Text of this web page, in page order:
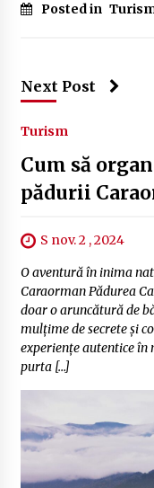
Posted in
Next Post
Turism
Cum să
pădurii
S nov. 2 , 2024
O aventură în inima
Caraorman Pădurea
doar o aruncătură de
mulțime de secrete și
experiențe autentice
purta […]